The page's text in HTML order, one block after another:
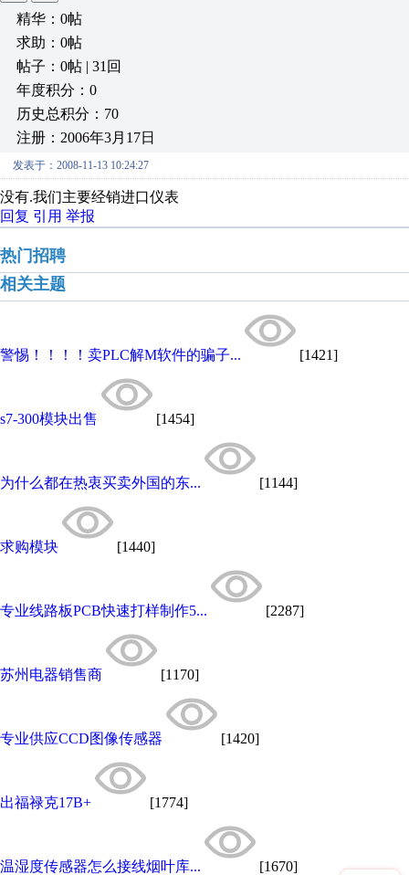
精华：0帖
求助：0帖
帖子：0帖 | 31回
年度积分：0
历史总积分：70
注册：2006年3月17日
发表于：2008-11-13 10:24:27
没有.我们主要经销进口仪表
回复 引用 举报
热门招聘
相关主题
警惕！！！！卖PLC解M软件的骗子... [1421]
s7-300模块出售 [1454]
为什么都在热衷买卖外国的东... [1144]
求购模块 [1440]
专业线路板PCB快速打样制作5... [2287]
苏州电器销售商 [1170]
专业供应CCD图像传感器 [1420]
出福禄克17B+ [1774]
温湿度传感器怎么接线烟叶库... [1670]